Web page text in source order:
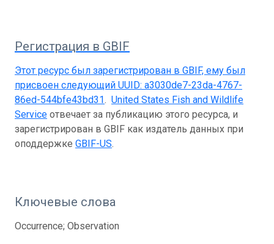
Регистрация в GBIF
Этот ресурс был зарегистрирован в GBIF, ему был
присвоен следующий UUID: a3030de7-23da-4767-
86ed-544bfe43bd31. United States Fish and Wildlife
Service отвечает за публикацию этого ресурса, и
зарегистрирован в GBIF как издатель данных при
оподдержке GBIF-US.
Ключевые слова
Occurrence; Observation